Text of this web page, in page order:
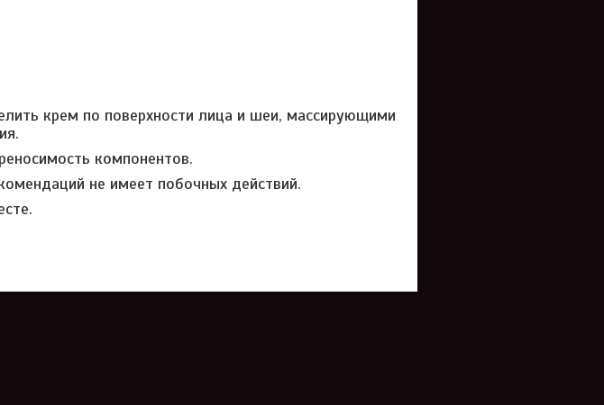
крем по поверхности лица и шеи, массирующими
компонентов.
не имеет побочных действий.